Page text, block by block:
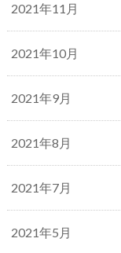
2021年11月
2021年10月
2021年9月
2021年8月
2021年7月
2021年5月